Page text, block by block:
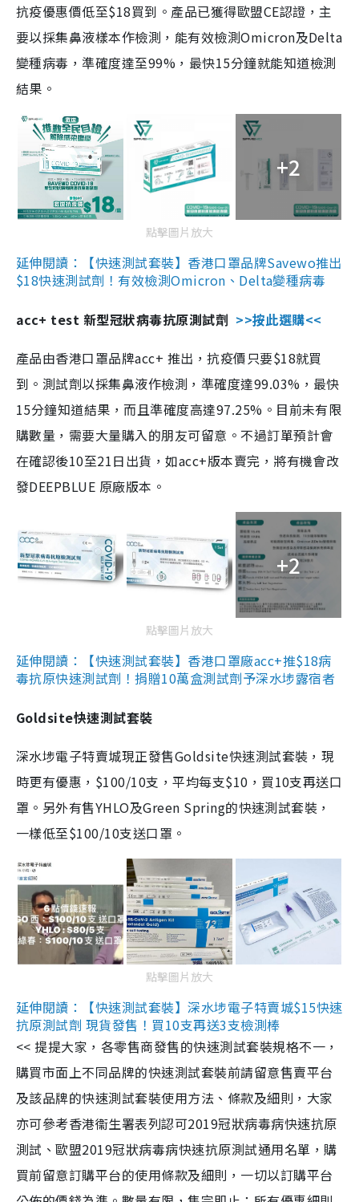
抗疫優惠價低至$18買到。產品已獲得歐盟CE認證，主
要以採集鼻液樣本作檢測，能有效檢測Omicron及Delta
變種病毒，準確度達至99%，最快15分鐘就能知道檢測
結果。
+2
點擊圖片放大
延伸閱讀：【快速測試套裝】香港口罩品牌Savewo推出
$18快速測試劑！有效檢測Omicron、Delta變種病毒
acc+ test 新型冠狀病毒抗原測試劑 >>按此選購<<
產品由香港口罩品牌acc+ 推出，抗疫價只要$18就買
到。測試劑以採集鼻液作檢測，準確度達99.03%，最快
15分鐘知道結果，而且準確度高達97.25%。目前未有限
購數量，需要大量購入的朋友可留意。不過訂單預計會
在確認後10至21日出貨，如acc+版本賣完，將有機會改
發DEEPBLUE 原廠版本。
+2
點擊圖片放大
延伸閱讀：【快速測試套裝】香港口罩廠acc+推$18病
毒抗原快速測試劑！捐贈10萬盒測試劑予深水埗露宿者
Goldsite快速測試套裝
深水埗電子特賣城現正發售Goldsite快速測試套裝，現
時更有優惠，$100/10支，平均每支$10，買10支再送口
罩。另外有售YHLO及Green Spring的快速測試套裝，
一樣低至$100/10支送口罩。
點擊圖片放大
延伸閱讀：【快速測試套裝】深水埗電子特賣城$15快速
抗原測試劑 現貨發售！買10支再送3支檢測棒
<< 提提大家，各零售商發售的快速測試套裝規格不一，
購買市面上不同品牌的快速測試套裝前請留意售賣平台
及該品牌的快速測試套裝使用方法、條款及細則，大家
亦可參考香港衞生署表列認可2019冠狀病毒病快速抗原
測試、歐盟2019冠狀病毒病快速抗原測試通用名單，購
買前留意訂購平台的使用條款及細則，一切以訂購平台